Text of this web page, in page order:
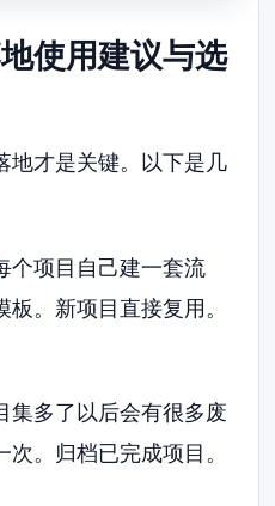
使用建议与选
地才是关键。以下是几
个项目自己建一套流
。新项目直接复用。
集多了以后会有很多废
。归档已完成项目。